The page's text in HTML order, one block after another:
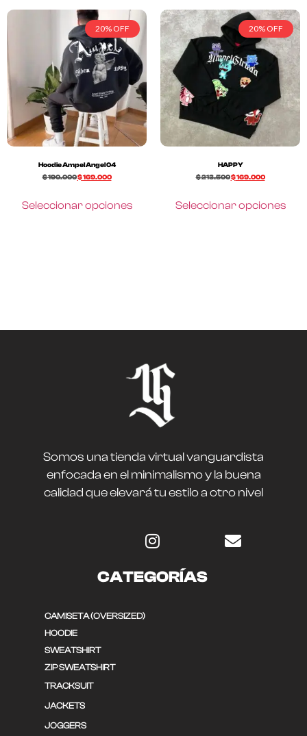
20% OFF
Hoodie Ampel Angel 04
$190.000$169.000
Seleccionar opciones
20% OFF
HAPPY
$213.500$169.000
Seleccionar opciones
Somos una tienda virtual vanguardista
enfocada en el minimalismo y la buena
calidad que elevará tu estilo a otro nivel
CATEGORÍAS
CAMISETA (OVERSIZED)
HOODIE
SWEATSHIRT
ZIP SWEATSHIRT
TRACKSUIT
JACKETS
JOGGERS